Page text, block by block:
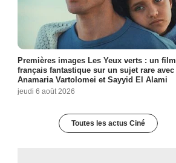
Premières images Les Yeux verts : un film
français fantastique sur un sujet rare avec
Anamaria Vartolomei et Sayyid El Alami
jeudi 6 août 2026
Toutes les actus Ciné